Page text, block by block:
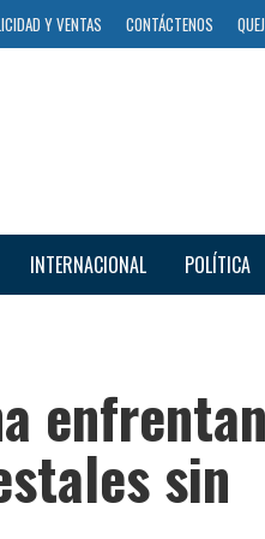
Y VENTAS CONTÁCTENOS
INTERNACIONAL POLÍTICA
sin